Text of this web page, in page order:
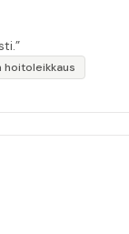
hoitoleikkaus